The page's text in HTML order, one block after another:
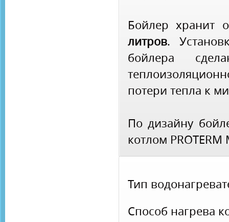
Бойлер хранит
литров.
бойлера
потери тепла к
По дизайну
котлом
Тип
Способ нагрева